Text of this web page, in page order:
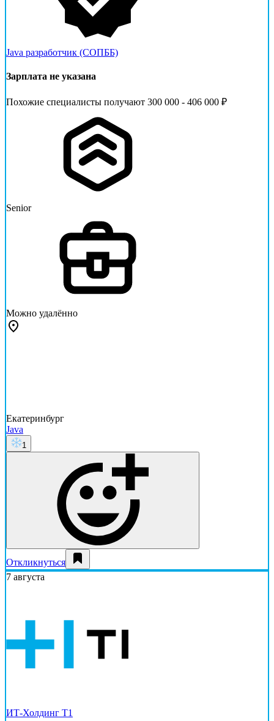
Java разработчик (СОПББ)
Зарплата не указана
Похожие специалисты получают 300 000 - 406 000 ₽
Senior
Можно удалённо
Екатеринбург
Java
1
Откликнуться
7 августа
ИТ-Холдинг Т1